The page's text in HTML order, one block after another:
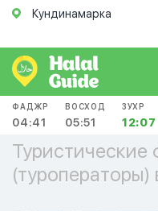
Кундинамарка
ФАДЖР
04:41
ВОСХОД
05:51
ЗУХР
12:07
(туроператоры)